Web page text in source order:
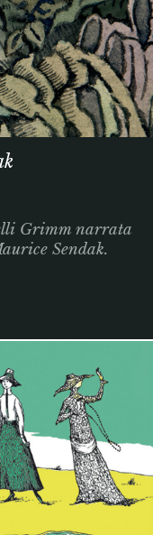
Grimm narrata
Sendak.